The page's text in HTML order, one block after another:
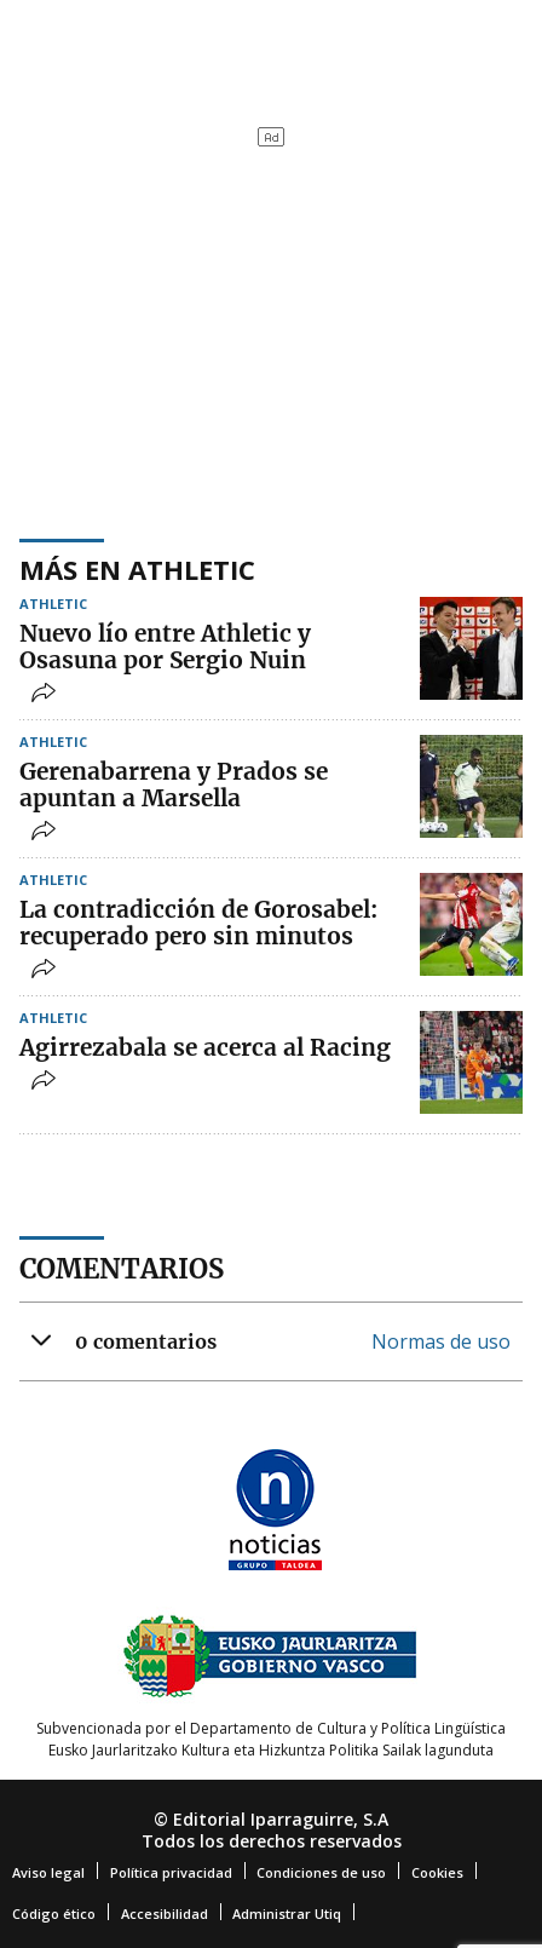
MÁS EN ATHLETIC
ATHLETIC
Nuevo lío entre Athletic y
Osasuna por Sergio Nuin
ATHLETIC
Gerenabarrena y Prados se
apuntan a Marsella
ATHLETIC
La contradicción de Gorosabel:
recuperado pero sin minutos
ATHLETIC
Agirrezabala se acerca al Racing
COMENTARIOS
0 comentarios Normas de uso
Subvencionada por el Departamento de Cultura y Política Lingüística
Eusko Jaurlaritzako Kultura eta Hizkuntza Politika Sailak lagunduta
© Editorial Iparraguirre, S.A
Todos los derechos reservados
Aviso legal Política privacidad Condiciones de uso Cookies
Código ético Accesibilidad Administrar Utiq